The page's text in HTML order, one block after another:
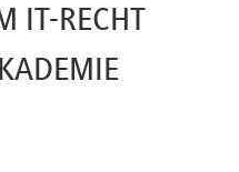
IT-RECHT